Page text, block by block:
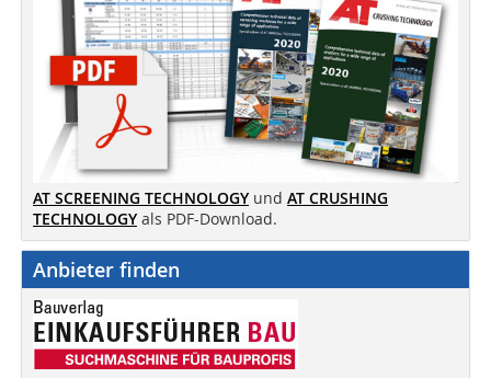
AT SCREENING TECHNOLOGY und AT CRUSHING
TECHNOLOGY als PDF-Download.
Anbieter finden